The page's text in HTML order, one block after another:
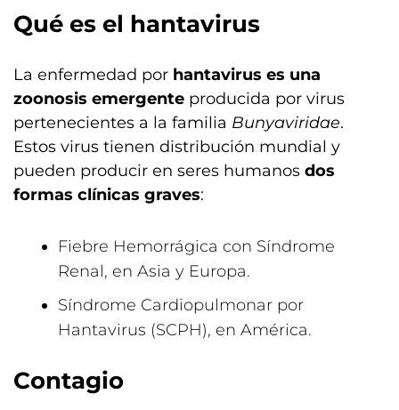
Qué es el hantavirus
La enfermedad por hantavirus es una
zoonosis emergente producida por virus
pertenecientes a la familia Bunyaviridae.
Estos virus tienen distribución mundial y
pueden producir en seres humanos dos
formas clínicas graves:
Fiebre Hemorrágica con Síndrome
Renal, en Asia y Europa.
Síndrome Cardiopulmonar por
Hantavirus (SCPH), en América.
Contagio